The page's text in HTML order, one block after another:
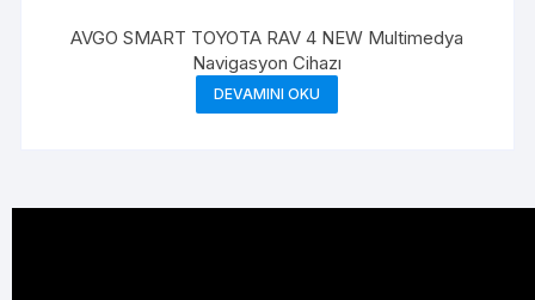
AVGO SMART TOYOTA RAV 4 NEW Multimedya
Navigasyon Cihazı
DEVAMINI OKU